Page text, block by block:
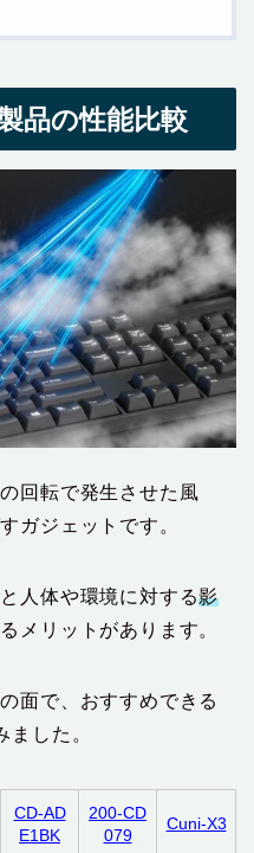
品の性能比較
回転で発生させた風
ガジェットです。
人体や環境に対する影
メリットがあります。
面で、おすすめできる
した。
CD-AD
E1BK
200-CD
079
Cuni-X3